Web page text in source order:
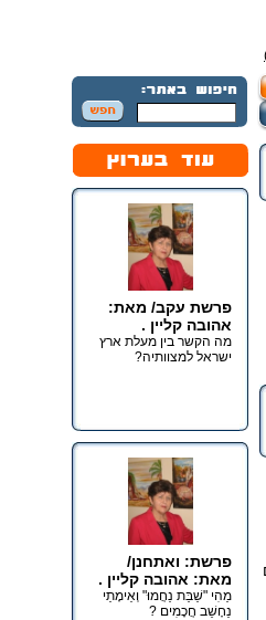
פרשת עקב/ מאת:
אהובה קליין .
מה הקשר בין מעלת ארץ
ישראל למצוותיה?
פרשת: ואתחנן/
מאת: אהובה קליין .
מַהִי "שַׁבַּת נַחֲמוּ" וְאֵימָתַי
נֵחָשֵׁב חֲכָמִים ?